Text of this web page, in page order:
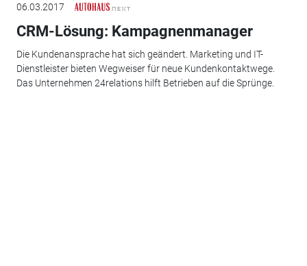
06.03.2017
CRM-Lösung: Kampagnenmanager
Die Kundenansprache hat sich geändert. Marketing und IT-
Dienstleister bieten Wegweiser für neue Kundenkontaktwege.
Das Unternehmen 24relations hilft Betrieben auf die Sprünge.